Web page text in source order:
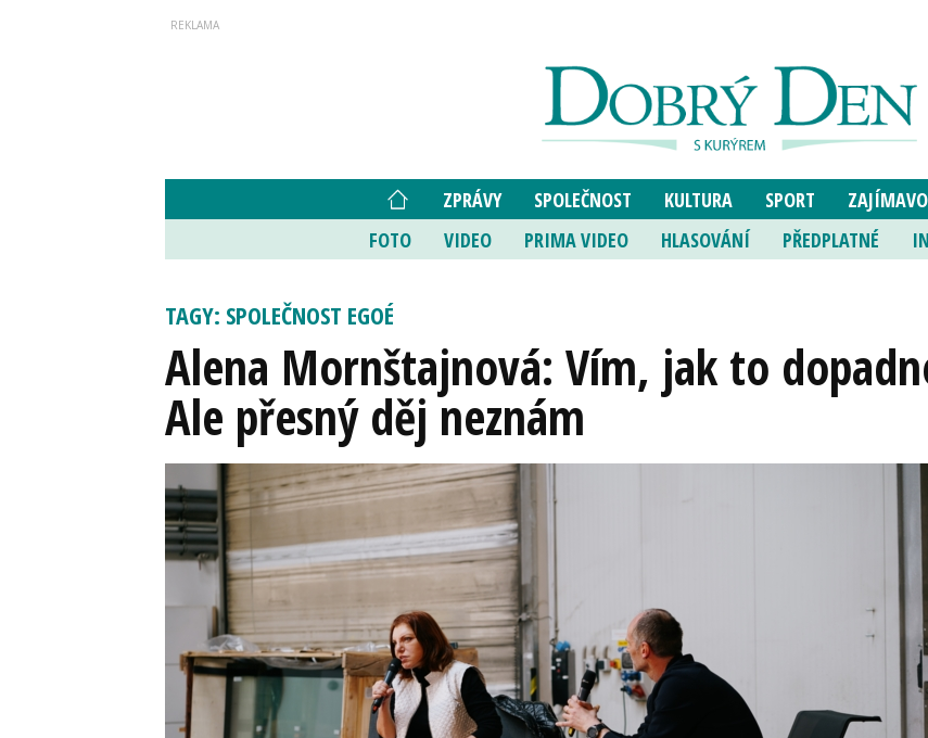
ZPRÁVY SPOLEČNOST KULTURA SPORT
FOTO
VIDEO PRIMA VIDEO HLASOVÁNÍ PŘEDPLATNÉ
TAGY: SPOLEČNOST EGOÉ
Alena Mornštajnová: Vím, jak to
Ale přesný děj neznám